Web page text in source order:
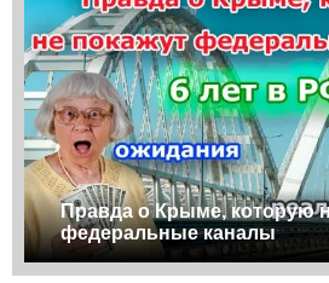
Правда о Крыме, которую
федеральные каналы